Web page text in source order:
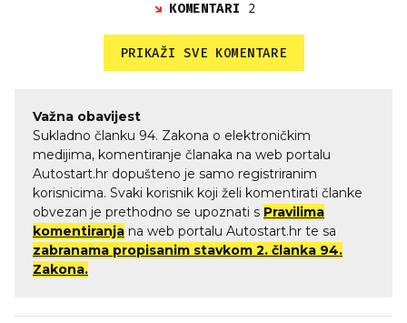
KOMENTARI 2
PRIKAŽI SVE KOMENTARE
Važna obavijest
Sukladno članku 94. Zakona o elektroničkim
medijima, komentiranje članaka na web portalu
Autostart.hr dopušteno je samo registriranim
korisnicima. Svaki korisnik koji želi komentirati članke
obvezan je prethodno se upoznati s Pravilima
komentiranja na web portalu Autostart.hr te sa
zabranama propisanim stavkom 2. članka 94.
Zakona.